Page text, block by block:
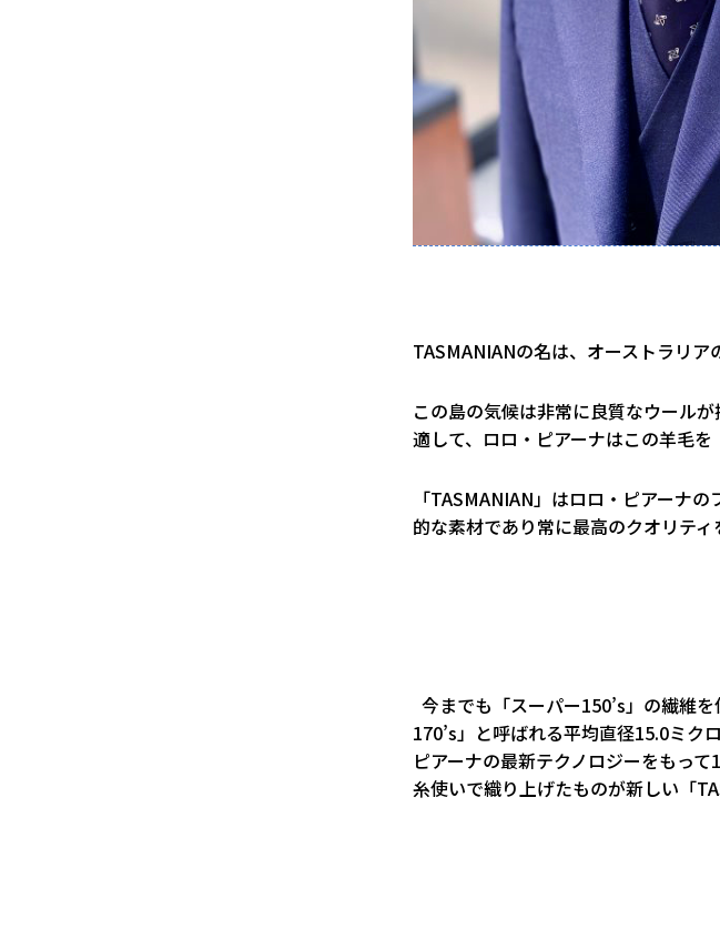
TASMANIANの名は、オーストラリア
この島の気候は非常に良質なウール
適して、ロロ・ピアーナはこの羊毛を
「TASMANIAN」はロロ・ピアーナ
的な素材であり常に最高のクオリテ
今までも「スーパー150’s」の繊維
170’s」と呼ばれる平均直径15.0ミク
ピアーナの最新テクノロジーをもっ
糸使いで織り上げたものが新しい「